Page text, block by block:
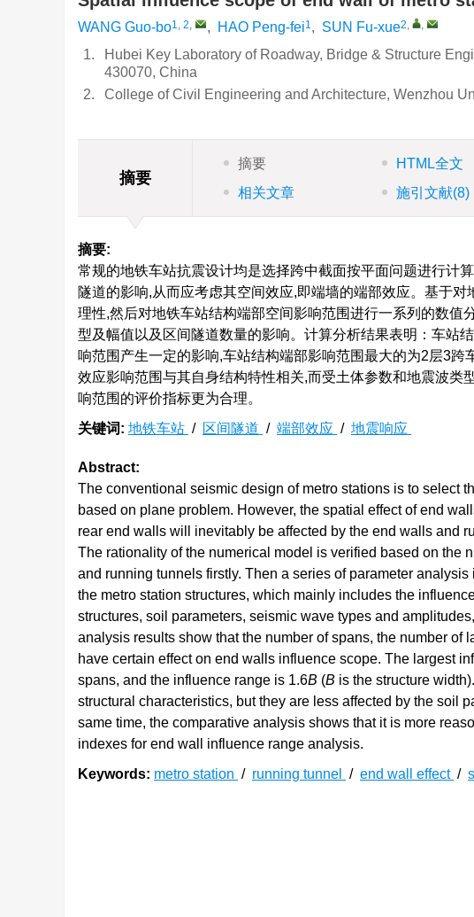
WANG Guo-bo1, 2, , HAO Peng-fei1, SUN Fu-xue2, ,
1.
Hubei Key Laboratory of Roadway, Bridge & Structure
430070, China
2.
College of Civil Engineering and Architecture, Wenzhou
摘要
摘要 HTML全文
相关文章
施引文献(8)
摘要:
常规的地铁车站抗震设计均是选择跨中截面按平面问题进行计
隧道的影响,从而应考虑其空间效应,即端墙的端部效应。基于
理性,然后对地铁车站结构端部空间影响范围进行一系列的数
型及幅值以及区间隧道数量的影响。计算分析结果表明：车站
响范围产生一定的影响,车站结构端部影响范围最大的为2层3跨
效应影响范围与其自身结构特性相关,而受土体参数和地震波
响范围的评价指标更为合理。
关键词: 地铁车站 / 区间隧道 / 端部效应 / 地震响应
Abstract:
The conventional seismic design of metro stations is to select
based on plane problem. However, the spatial effect of end
rear end walls will inevitably be affected by the end walls and
The rationality of the numerical model is verified based on the
and running tunnels firstly. Then a series of parameter
the metro station structures, which mainly includes the
structures, soil parameters, seismic wave types and
analysis results show that the number of spans, the number of
have certain effect on end walls influence scope. The largest
spans, and the influence range is 1.6B (B is the structure
structural characteristics, but they are less affected by the soil
same time, the comparative analysis shows that it is more
indexes for end wall influence range analysis.
Keywords: metro station / running tunnel / end wall effect /